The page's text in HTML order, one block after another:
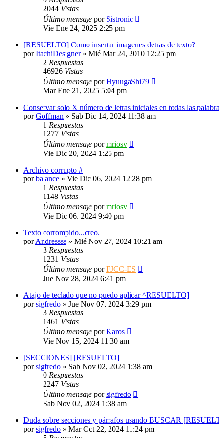
2044 Vistas
Último mensaje por Sistronic
Vie Ene 24, 2025 2:25 pm
[RESUELTO] Como insertar imagenes detras de texto?
porItachiDesigner» Mié Mar 24, 2010 12:25 pm
2 Respuestas
46926 Vistas
Último mensaje porHyuugaShi79
Mar Ene 21, 2025 5:04 pm
Conservar solo X número de letras iniciales en todas las
porGoffman » Sab Dic 14, 2024 11:38 am
1 Respuestas
1277 Vistas
Último mensaje pormriosv
Vie Dic 20, 2024 1:25 pm
Archivo corrupto #
porbalance » Vie Dic 06, 2024 12:28 pm
1 Respuestas
1148 Vistas
Último mensaje pormriosv
Vie Dic 06, 2024 9:40 pm
Texto corrompido...creo.
porAndressss » Mié Nov 27, 2024 10:21 am
3 Respuestas
1231 Vistas
Último mensaje porFJCC-ES
Jue Nov 28, 2024 6:41 pm
Atajo de teclado que no puedo aplicar ^RESUELTO]
porsigfredo » Jue Nov 07, 2024 3:29 pm
3 Respuestas
1461 Vistas
Último mensaje porKaros
Vie Nov 15, 2024 11:30 am
[SECCIONES] [RESUELTO]
porsigfredo » Sab Nov 02, 2024 1:38 am
0 Respuestas
2247 Vistas
Último mensaje porsigfredo
Sab Nov 02, 2024 1:38 am
Duda sobre secciones y párrafos usando BUSCAR
porsigfredo » Mar Oct 22, 2024 11:24 pm